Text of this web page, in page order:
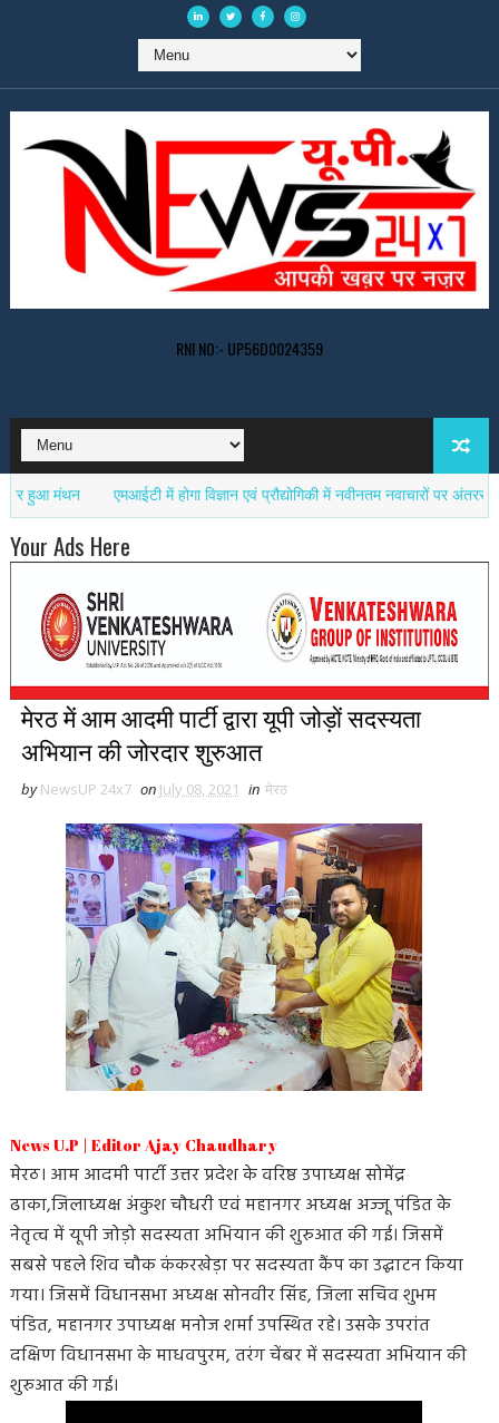
RNI NO:- UP56D0024359
एमआईटी में होगा विज्ञान एवं प्रौद्योगिकी में नवीनतम नवाचारों पर अंतरराष्ट्रीय
Your Ads Here
मेरठ में आम आदमी पार्टी द्वारा यूपी जोड़ों सदस्यता
अभियान की जोरदार शुरुआत
by NewsUP 24x7 on July 08, 2021 in मेरठ
News U.P | Editor Ajay Chaudhary
मेरठ। आम आदमी पार्टी उत्तर प्रदेश के वरिष्ठ उपाध्यक्ष सोमेंद्र
ढाका,जिलाध्यक्ष अंकुश चौधरी एवं महानगर अध्यक्ष अज्जू पंडित के
नेतृत्व में यूपी जोड़ो सदस्यता अभियान की शुरुआत की गई। जिसमें
सबसे पहले शिव चौक कंकरखेड़ा पर सदस्यता कैंप का उद्घाटन किया
गया। जिसमें विधानसभा अध्यक्ष सोनवीर सिंह, जिला सचिव शुभम
पंडित, महानगर उपाध्यक्ष मनोज शर्मा उपस्थित रहे। उसके उपरांत
दक्षिण विधानसभा के माधवपुरम, तरंग चेंबर में सदस्यता अभियान की
शुरुआत की गई।